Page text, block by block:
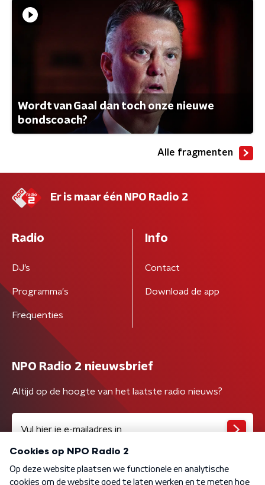
Wordt van Gaal dan toch onze nieuwe
bondscoach?
Alle fragmenten
Er is maar één NPO Radio 2
Radio
DJ’s
Programma's
Frequenties
Info
Contact
Download de app
NPO Radio 2 nieuwsbrief
Altijd op de hoogte van het laatste radio nieuws?